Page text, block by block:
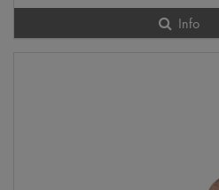
Info